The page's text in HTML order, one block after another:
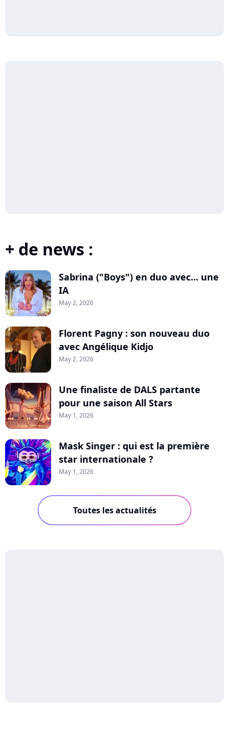
+ de news :
Sabrina ("Boys") en duo avec... une
IA
May 2, 2026
Florent Pagny : son nouveau duo
avec Angélique Kidjo
May 2, 2026
Une finaliste de DALS partante
pour une saison All Stars
May 1, 2026
Mask Singer : qui est la première
star internationale ?
May 1, 2026
Toutes les actualités